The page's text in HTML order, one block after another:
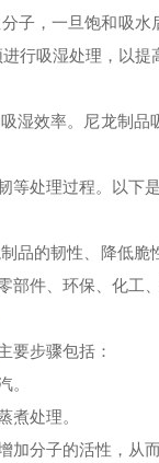
子，一旦饱和吸水
行吸湿处理，以
湿效率。尼龙制
等处理过程。以下
品的韧性、降低脆
件、环保、化工
要步骤包括：
。
煮处理。
分子的活性，从